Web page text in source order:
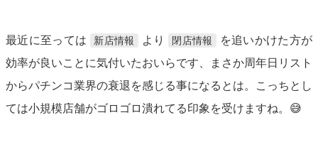
最近に至っては 新店情報 より 閉店情報
を追いかけた方が
効率が良いことに気付いたおいらです、まさか周年日リスト
からパチンコ業界の衰退を感じる事になるとは。こっちとし
ては小規模店舗がゴロゴロ潰れてる印象を受けますね。😅